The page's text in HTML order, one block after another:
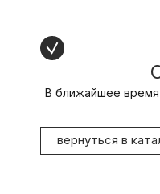
В ближайшее время
вернуться в